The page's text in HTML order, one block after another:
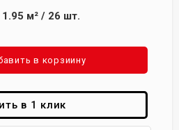
1.95 м² / 26 шт.
в корзиину
в 1 клик